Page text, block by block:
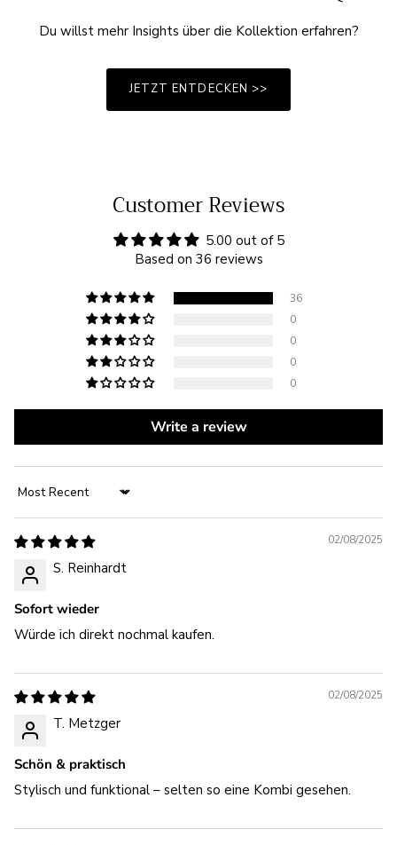
Du willst mehr Insights über die Kollektion erfahren?
JETZT ENTDECKEN >>
Customer Reviews
5.00 out of 5
Based on 36 reviews
36
0
0
0
0
Write a review
Sort by
02/08/2025
S. Reinhardt
Sofort wieder
Würde ich direkt nochmal kaufen.
02/08/2025
T. Metzger
Schön & praktisch
Stylisch und funktional – selten so eine Kombi gesehen.